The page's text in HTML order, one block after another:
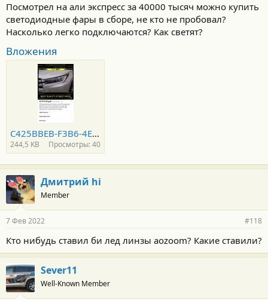
Посмотрел на али экспресс за 40000 тысяч можно купить
светодиодные фары в сборе, не кто не пробовал?
Насколько легко подключаются? Как светят?
Вложения
C425BBEB-F3B6-4E85-B8B0-B75AF3B4FFAC.jpeg
244,5 KB Просмотры: 40
Дмитрий hi
Member
7 Фев 2022 #118
Кто нибудь ставил би лед линзы aozoom? Какие ставили?
Sever11
Well-Known Member